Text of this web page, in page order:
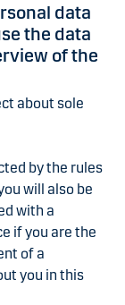
data
the data
of the
about sole
by the rules
will also be
with a
if you are the
of a
you in this